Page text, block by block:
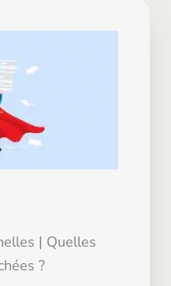
| Quelles
?